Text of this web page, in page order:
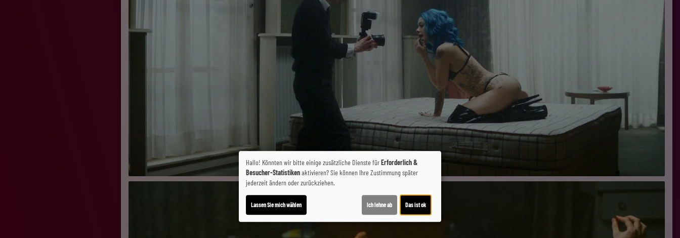
Hallo! Könnten wir bitte einige zusätzliche Dienste fürErforderlich &
Besucher-Statistikenaktivieren? Sie können Ihre Zustimmung später
jederzeit ändern oder zurückziehen.
Lassen Sie mich wählen Ich lehne ab Das ist ok